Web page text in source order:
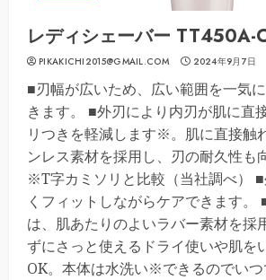
レディシェーバー TT450A-
PIKAKICHI2015@GMAIL.COM 2024年9月7日
■刃幅が広いため、広い範囲を一気
きます。 ■外刃により内刃が肌に直
リつきを軽減します※。肌に直接触
ンレス素材を採用し、刃の耐久性も
※T字カミソリと比較（当社調べ）
くフィットしながらケアできます。
は、肌あたりのよいラバー素材を採
ずにさっと使えるドライ使いや肌を
OK。本体は水洗い※できるのでい